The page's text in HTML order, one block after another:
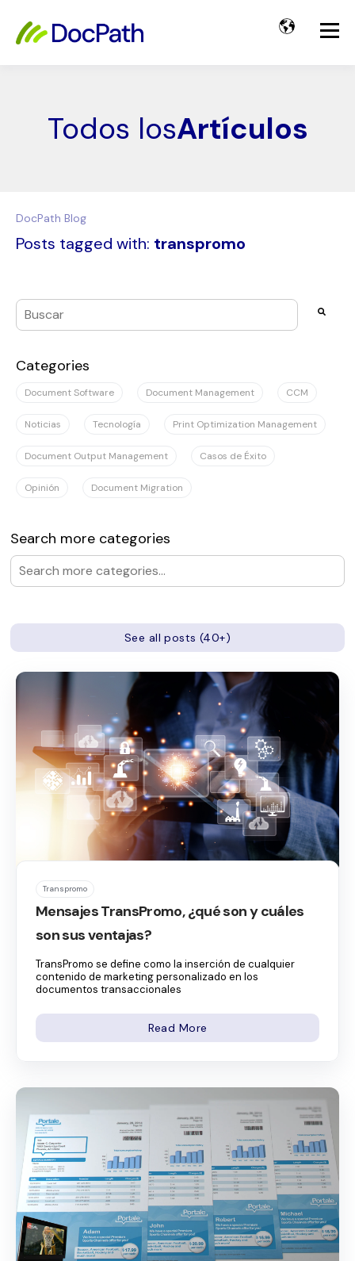
Todos losArtículos
DocPath Blog
Posts tagged with: transpromo
Esto es un campo de búsqueda con una función de texto
Categories
Document Software Document Management CCM
Noticias Tecnología Print Optimization Management
Document Output Management Casos de Éxito
Opinión Document Migration
Search more categories
See all posts (40+)
Transpromo
Mensajes TransPromo, ¿qué son y cuáles
son sus ventajas?
TransPromo se define como la inserción de cualquier
contenido de marketing personalizado en los
documentos transaccionales
Read More